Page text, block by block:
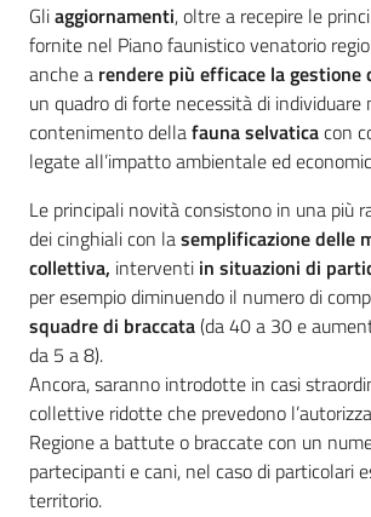
Gliaggiornamenti, oltre a recepire le
fornite nel Piano faunistico venatorio
anche a rendere più efficace la gestione
un quadro di forte necessità di individuare
contenimento dellafauna selvaticacon
legate all’impatto ambientale ed
Le principali novità consistono in una più
dei cinghiali con lasemplificazione delle
collettiva, interventi in situazioni di
per esempio diminuendo il numero di
squadre di braccata(da 40 a 30 e
da 5 a 8).
Ancora, saranno introdotte in casi
collettive ridotte che prevedono
Regione a battute o braccate con un
partecipanti e cani, nel caso di particolari
territorio.